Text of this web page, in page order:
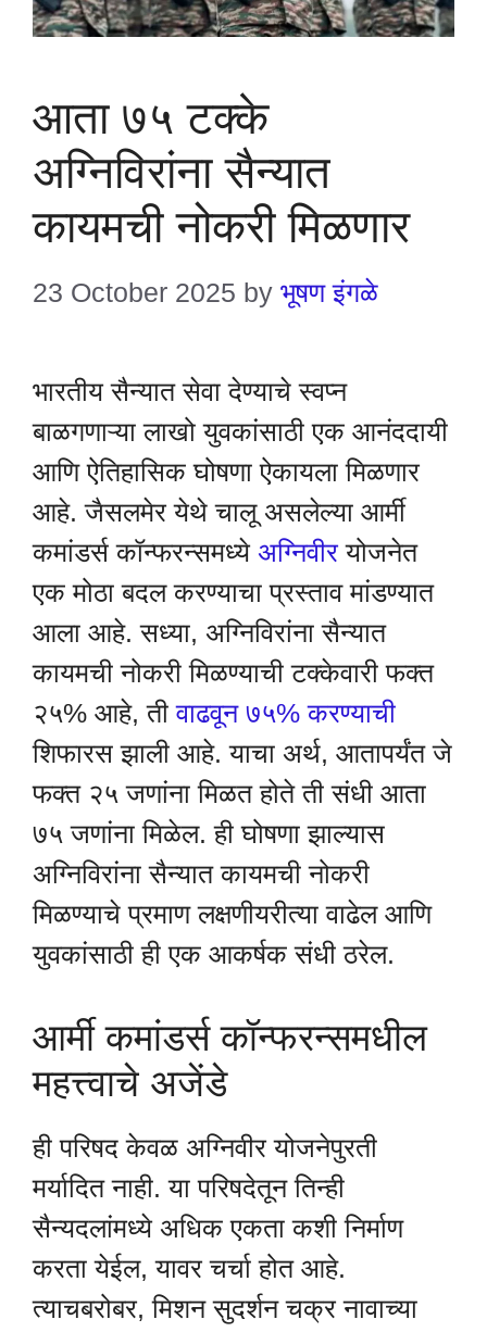
आता ७५ टक्के
अग्निविरांना सैन्यात
कायमची नोकरी मिळणार
23 October 2025 by भूषण इंगळे
भारतीय सैन्यात सेवा देण्याचे स्वप्न
बाळगणाऱ्या लाखो युवकांसाठी एक आनंददायी
आणि ऐतिहासिक घोषणा ऐकायला मिळणार
आहे. जैसलमेर येथे चालू असलेल्या आर्मी
कमांडर्स कॉन्फरन्समध्ये अग्निवीरयोजनेत
एक मोठा बदल करण्याचा प्रस्ताव मांडण्यात
आला आहे. सध्या, अग्निविरांना सैन्यात
कायमची नोकरी मिळण्याची टक्केवारी फक्त
२५% आहे, तीवाढवून ७५% करण्याची
शिफारस झाली आहे. याचा अर्थ, आतापर्यंत जे
फक्त २५ जणांना मिळत होते ती संधी आता
७५ जणांना मिळेल. ही घोषणा झाल्यास
अग्निविरांना सैन्यात कायमची नोकरी
मिळण्याचे प्रमाण लक्षणीयरीत्या वाढेल आणि
युवकांसाठी ही एक आकर्षक संधी ठरेल.
आर्मी कमांडर्स कॉन्फरन्समधील
महत्त्वाचे अजेंडे
ही परिषद केवळ अग्निवीर योजनेपुरती
मर्यादित नाही. या परिषदेतून तिन्ही
सैन्यदलांमध्ये अधिक एकता कशी निर्माण
करता येईल, यावर चर्चा होत आहे.
त्याचबरोबर, मिशन सुदर्शन चक्र नावाच्या